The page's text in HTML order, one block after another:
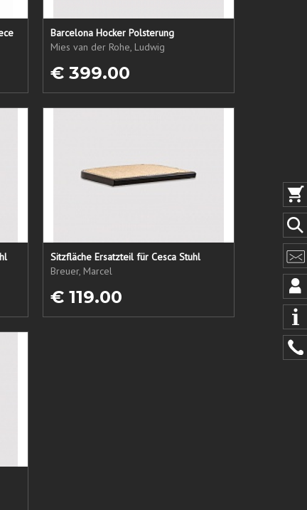
Barcelona Hocker Polsterung
Mies van der Rohe, Ludwig
€ 399.00
Sitzfläche Ersatzteil für Cesca Stuhl
Breuer, Marcel
€ 119.00